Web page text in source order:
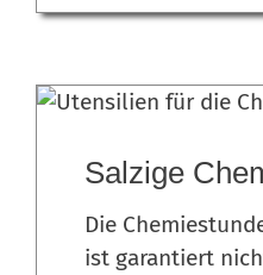
Salzige
Die
ist garantiert